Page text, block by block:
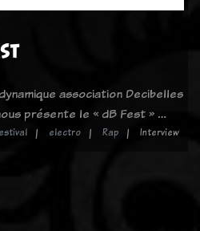
association Decibelles
présente le « dB Fest » …
electro Rap Interview